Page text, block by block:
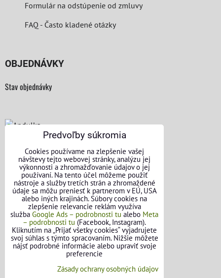
Formulár na odstúpenie od zmluvy
FAQ - Často kladené otázky
OBJEDNÁVKY
Stav objednávky
KONTAKTNÉ ÚDAJE
O nás
Kontakt
Požičovňa náradia
Názory našich zákazníkov
Mapa stránok
SLEDUJTE NÁS
Predvoľby súkromia
Cookies používame na zlepšenie vašej
návštevy tejto webovej stránky, analýzu jej
výkonnosti a zhromažďovanie údajov o jej
používaní. Na tento účel môžeme použiť
nástroje a služby tretích strán a zhromaždené
údaje sa môžu preniesť k partnerom v EÚ, USA
alebo iných krajinách. Súbory cookies na
zlepšenie relevancie reklám využíva
služba Google Ads – podrobnosti tu alebo Meta
– podrobnosti tu (Facebook, Instagram).
Kliknutím na „Prijať všetky cookies“ vyjadrujete
svoj súhlas s týmto spracovaním. Nižšie môžete
nájsť podrobné informácie alebo upraviť svoje
preferencie
Zásady ochrany osobných údajov